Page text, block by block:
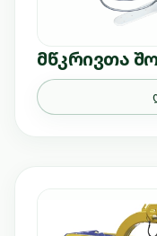
მწკრივთა